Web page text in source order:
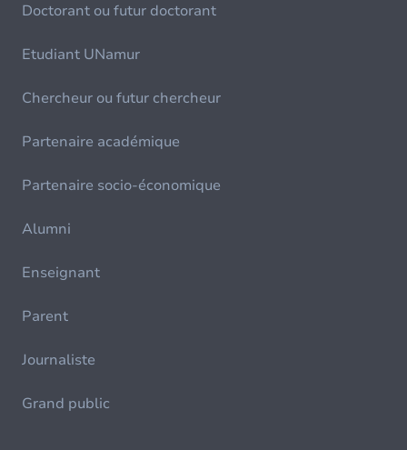
Doctorant ou futur doctorant
Etudiant UNamur
Chercheur ou futur chercheur
Partenaire académique
Partenaire socio-économique
Alumni
Enseignant
Parent
Journaliste
Grand public